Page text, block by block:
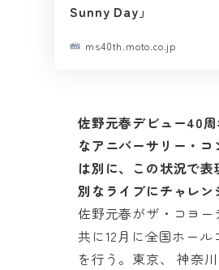
Sunny Day」
ms40th.moto.co.jp
佐野元春デビュー40
なアニバーサリー・コ
は別に、この状況で表
別なライブにチャレン
佐野元春がザ・コヨー
共に12月に全国ホール
を行う。東京、 神奈